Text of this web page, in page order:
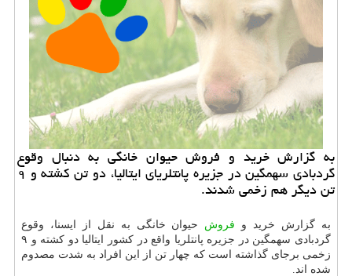
به گزارش خرید و فروش حیوان خانگی به دنبال وقوع
گردبادی سهمگین در جزیره پانتلریای ایتالیا، دو تن کشته و ۹
تن دیگر هم زخمی شدند.
به گزارش خرید و فروش حیوان خانگی به نقل از ایسنا، وقوع
گردبادی سهمگین در جزیره پانتلریا واقع در کشور ایتالیا دو کشته و ۹
زخمی برجای گذاشته است که چهار تن از این افراد به شدت مصدوم
شده اند.